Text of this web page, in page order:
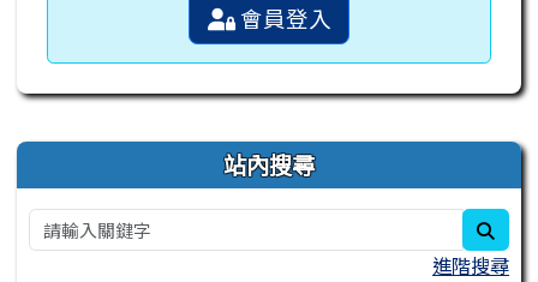
會員登入
右邊區域內容 站內搜尋
進階搜尋